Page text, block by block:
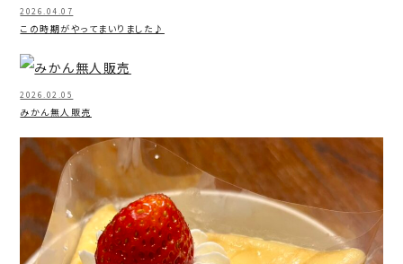
2026.04.07
この時期がやってまいりました♪
2026.02.05
みかん無人販売